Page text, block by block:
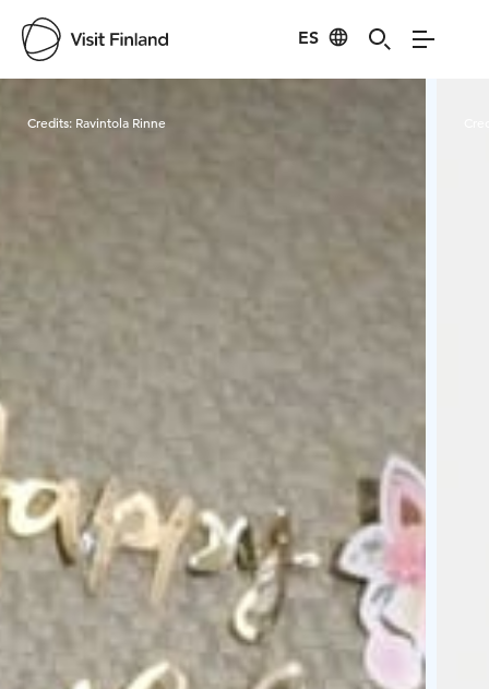
ES
Visit Finland
Credits: Ravintola Rinne